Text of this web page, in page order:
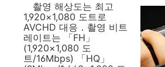
촬영 해상도는 최고
1,920×1,080 도트로
AVCHD 대응．촬영 비트
레이트는 「FH」
(1,920×1,080 도
트/16Mbps) 「HQ」